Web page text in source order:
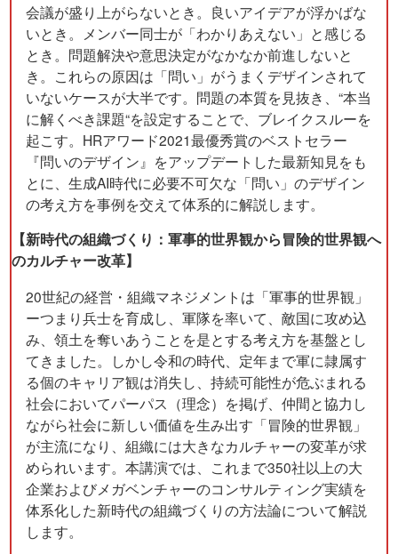
会議が盛り上がらないとき。良いアイデアが浮かばな
いとき。メンバー同士が「わかりあえない」と感じる
とき。問題解決や意思決定がなかなか前進しないと
き。これらの原因は「問い」がうまくデザインされて
いないケースが大半です。問題の本質を見抜き、“本当
に解くべき課題“を設定することで、ブレイクスルーを
起こす。HRアワード2021最優秀賞のベストセラー
『問いのデザイン』をアップデートした最新知見をも
とに、生成AI時代に必要不可欠な「問い」のデザイン
の考え方を事例を交えて体系的に解説します。
【新時代の組織づくり：軍事的世界観から冒険的世界観へ
のカルチャー改革】
20世紀の経営・組織マネジメントは「軍事的世界観」
ーつまり兵士を育成し、軍隊を率いて、敵国に攻め込
み、領土を奪いあうことを是とする考え方を基盤とし
てきました。しかし令和の時代、定年まで軍に隷属す
る個のキャリア観は消失し、持続可能性が危ぶまれる
社会においてパーパス（理念）を掲げ、仲間と協力し
ながら社会に新しい価値を生み出す「冒険的世界観」
が主流になり、組織には大きなカルチャーの変革が求
められいます。本講演では、これまで350社以上の大
企業およびメガベンチャーのコンサルティング実績を
体系化した新時代の組織づくりの方法論について解説
します。